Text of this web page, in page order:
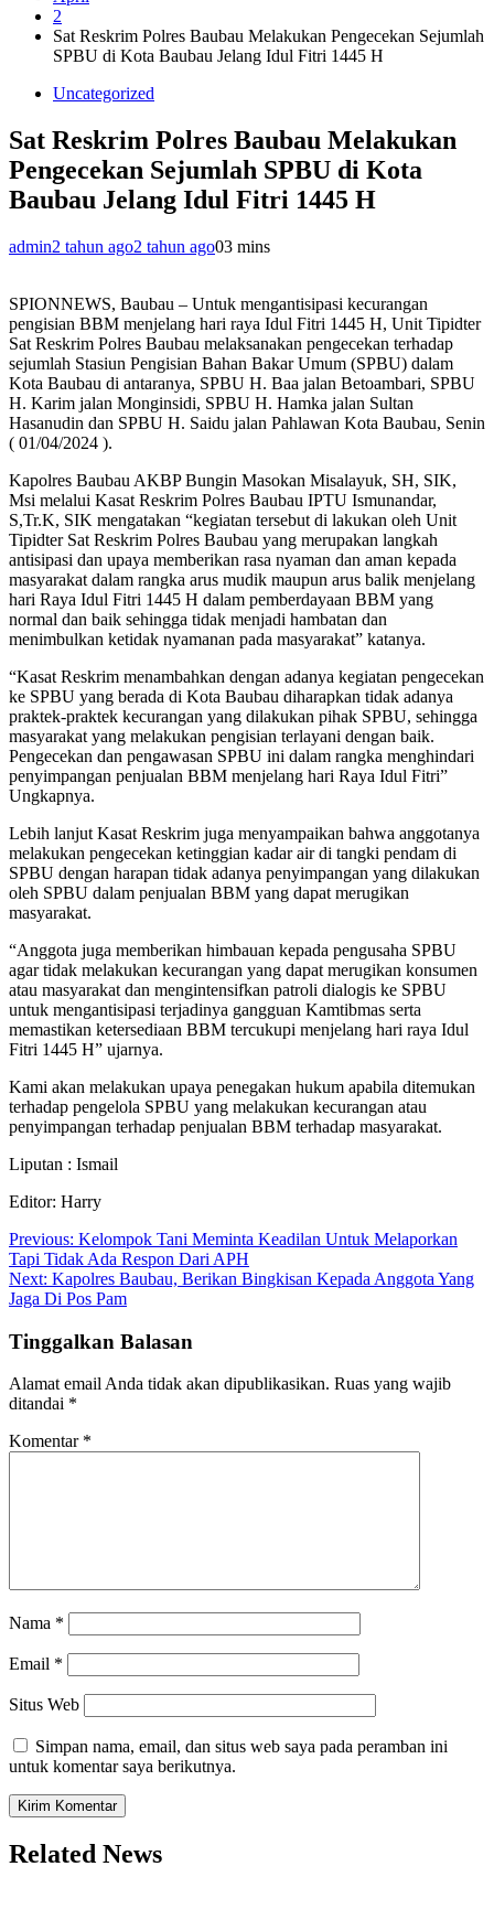
2
Sat Reskrim Polres Baubau Melakukan Pengecekan Sejumlah
SPBU di Kota Baubau Jelang Idul Fitri 1445 H
Uncategorized
Sat Reskrim Polres Baubau Melakukan
Pengecekan Sejumlah SPBU di Kota
Baubau Jelang Idul Fitri 1445 H
admin2 tahun ago2 tahun ago03 mins
SPIONNEWS, Baubau – Untuk mengantisipasi kecurangan
pengisian BBM menjelang hari raya Idul Fitri 1445 H, Unit Tipidter
Sat Reskrim Polres Baubau melaksanakan pengecekan terhadap
sejumlah Stasiun Pengisian Bahan Bakar Umum (SPBU) dalam
Kota Baubau di antaranya, SPBU H. Baa jalan Betoambari, SPBU
H. Karim jalan Monginsidi, SPBU H. Hamka jalan Sultan
Hasanudin dan SPBU H. Saidu jalan Pahlawan Kota Baubau, Senin
( 01/04/2024 ).
Kapolres Baubau AKBP Bungin Masokan Misalayuk, SH, SIK,
Msi melalui Kasat Reskrim Polres Baubau IPTU Ismunandar,
S,Tr.K, SIK mengatakan “kegiatan tersebut di lakukan oleh Unit
Tipidter Sat Reskrim Polres Baubau yang merupakan langkah
antisipasi dan upaya memberikan rasa nyaman dan aman kepada
masyarakat dalam rangka arus mudik maupun arus balik menjelang
hari Raya Idul Fitri 1445 H dalam pemberdayaan BBM yang
normal dan baik sehingga tidak menjadi hambatan dan
menimbulkan ketidak nyamanan pada masyarakat” katanya.
“Kasat Reskrim menambahkan dengan adanya kegiatan pengecekan
ke SPBU yang berada di Kota Baubau diharapkan tidak adanya
praktek-praktek kecurangan yang dilakukan pihak SPBU, sehingga
masyarakat yang melakukan pengisian terlayani dengan baik.
Pengecekan dan pengawasan SPBU ini dalam rangka menghindari
penyimpangan penjualan BBM menjelang hari Raya Idul Fitri”
Ungkapnya.
Lebih lanjut Kasat Reskrim juga menyampaikan bahwa anggotanya
melakukan pengecekan ketinggian kadar air di tangki pendam di
SPBU dengan harapan tidak adanya penyimpangan yang dilakukan
oleh SPBU dalam penjualan BBM yang dapat merugikan
masyarakat.
“Anggota juga memberikan himbauan kepada pengusaha SPBU
agar tidak melakukan kecurangan yang dapat merugikan konsumen
atau masyarakat dan mengintensifkan patroli dialogis ke SPBU
untuk mengantisipasi terjadinya gangguan Kamtibmas serta
memastikan ketersediaan BBM tercukupi menjelang hari raya Idul
Fitri 1445 H” ujarnya.
Kami akan melakukan upaya penegakan hukum apabila ditemukan
terhadap pengelola SPBU yang melakukan kecurangan atau
penyimpangan terhadap penjualan BBM terhadap masyarakat.
Liputan : Ismail
Editor: Harry
Navigasi
pos
Previous: Kelompok Tani Meminta Keadilan Untuk Melaporkan
Tapi Tidak Ada Respon Dari APH
Next: Kapolres Baubau, Berikan Bingkisan Kepada Anggota Yang
Jaga Di Pos Pam
Tinggalkan Balasan
Alamat email Anda tidak akan dipublikasikan. Ruas yang wajib
ditandai *
Komentar *
Nama *
Email *
Situs Web
Simpan nama, email, dan situs web saya pada peramban ini
untuk komentar saya berikutnya.
Related News